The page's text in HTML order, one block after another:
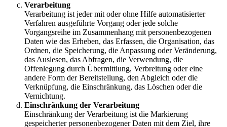
Verarbeitung
Verarbeitung ist jeder mit oder ohne Hilfe automatisierter
Verfahren ausgeführte Vorgang oder jede solche
Vorgangsreihe im Zusammenhang mit personenbezogenen
Daten wie das Erheben, das Erfassen, die Organisation, das
Ordnen, die Speicherung, die Anpassung oder Veränderung,
das Auslesen, das Abfragen, die Verwendung, die
Offenlegung durch Übermittlung, Verbreitung oder eine
andere Form der Bereitstellung, den Abgleich oder die
Verknüpfung, die Einschränkung, das Löschen oder die
Vernichtung.
Einschränkung der Verarbeitung
Einschränkung der Verarbeitung ist die Markierung
gespeicherter personenbezogener Daten mit dem Ziel, ihre